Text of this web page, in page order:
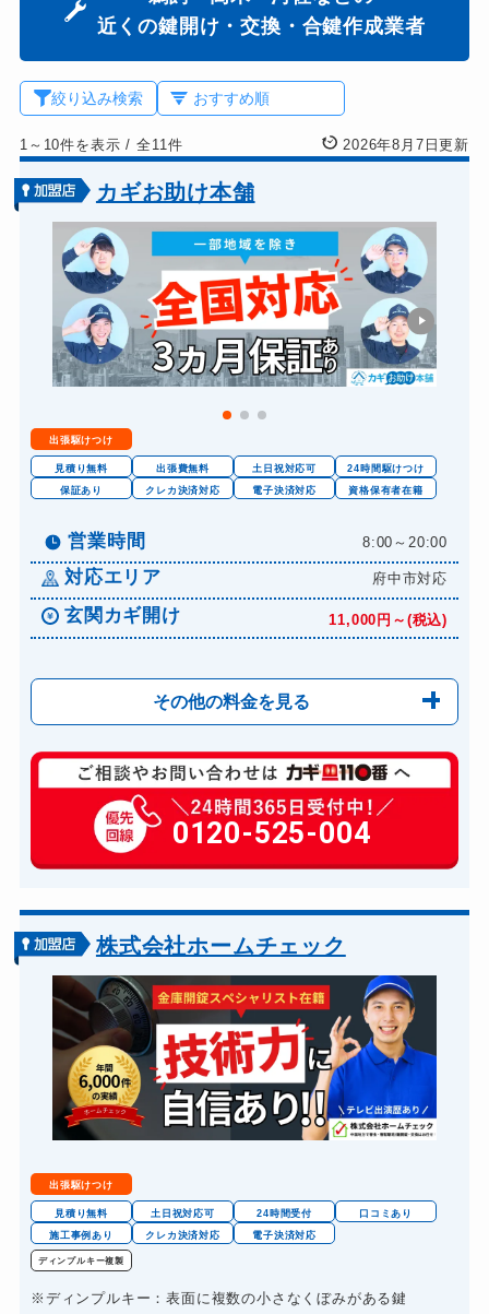
近くの鍵開け・交換・合鍵作成業者
絞り込み検索
1～10件を表示/ 全11件 2026年8月7日更新
カギお助け本舗
出張駆けつけ
見積り無料 出張費無料 土日祝対応可
24時間駆けつけ
保証あり
クレカ決済対応 電子決済対応 資格保有者在籍
営業時間 8:00～20:00
対応エリア 府中市対応
玄関カギ開け 11,000円～(税込)
その他の料金を見る
玄関カギ修理 6,600円～(税込)
玄関カギ作成 14,300円～(税込)
玄関カギ交換 14,300円～(税込)
バイクカギ開け 13,200円～(税込)
バイクカギ作成 16,500円～(税込)
スーツケースカギ開け 8,800円～(税込)
金庫カギ開け 14,300円～(税込)
金庫カギ交換 11,000円～(税込)
ロッカーカギ開け 8,800円～(税込)
ドアノブカギ開け
ドアノブカギ作成 8,800円～(税込)
ドアノブカギ交換
0120-525-004
株式会社ホームチェック
出張駆けつけ
見積り無料 土日祝対応可 24時間受付
口コミあり
施工事例あり
クレカ決済対応 電子決済対応
ディンプルキー複製
※ディンプルキー：表面に複数の小さなくぼみがある鍵